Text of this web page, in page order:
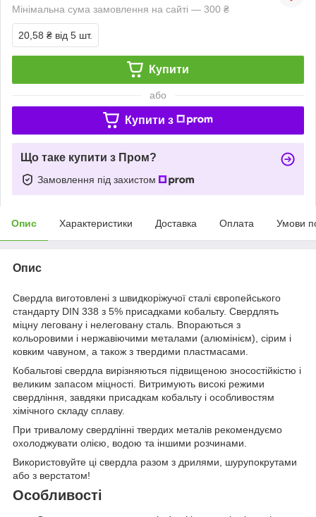
Мінімальна сума замовлення на сайті — 300 ₴
20,58 ₴ від 5 шт.
Купити
або
Купити з
Що таке купити з Пром?
Замовлення під захистом
Опис Характеристики Доставка Оплата Умови
Опис
Свердла виготовлені з швидкоріжучої сталі європейського
стандарту DIN 338 з 5% присадками кобальту. Свердлять
міцну леговану і нелеговану сталь. Впораються з
кольоровими і нержавіючими металами (алюмінієм), сірим і
ковким чавуном, а також з твердими пластмасами.
Кобальтові свердла вирізняються підвищеною зносостійкістю і
великим запасом міцності. Витримують високі режими
свердління, завдяки присадкам кобальту і особливостям
хімічного складу сплаву.
При тривалому свердлінні твердих металів рекомендуємо
охолоджувати олією, водою та іншими розчинами.
Використовуйте ці свердла разом з дрилями, шурупокрутами
або з верстатом!
Особливості